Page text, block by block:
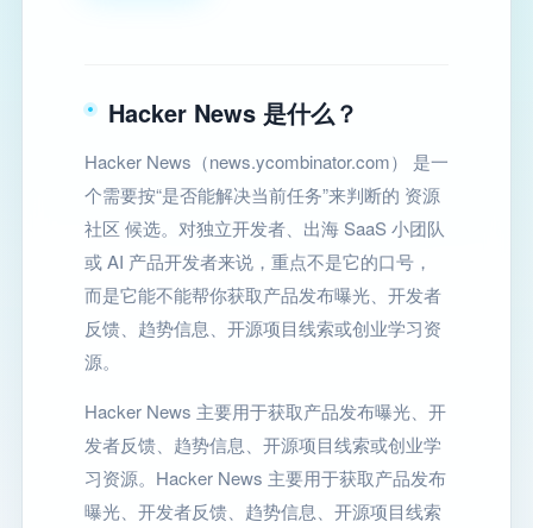
Hacker News 是什么？
Hacker News（news.ycombinator.com） 是一
个需要按“是否能解决当前任务”来判断的 资源
社区 候选。对独立开发者、出海 SaaS 小团队
或 AI 产品开发者来说，重点不是它的口号，
而是它能不能帮你获取产品发布曝光、开发者
反馈、趋势信息、开源项目线索或创业学习资
源。
Hacker News 主要用于获取产品发布曝光、开
发者反馈、趋势信息、开源项目线索或创业学
习资源。Hacker News 主要用于获取产品发布
曝光、开发者反馈、趋势信息、开源项目线索